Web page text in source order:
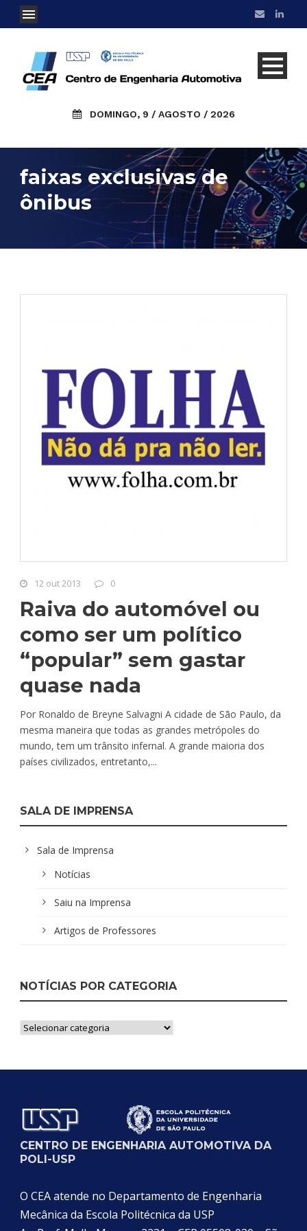
DOMINGO, 9 / AGOSTO / 2026
faixas exclusivas de
ônibus
12 out 2013 0
Raiva do automóvel ou
como ser um político
“popular” sem gastar
quase nada
Por Ronaldo de Breyne Salvagni A cidade de São Paulo, da
mesma maneira que todas as grandes metrópoles do
mundo, tem um trânsito infernal. A grande maioria dos
países civilizados, entretanto,...
SALA DE IMPRENSA
Sala de Imprensa
Notícias
Saiu na Imprensa
Artigos de Professores
NOTÍCIAS POR CATEGORIA
Notícias
CENTRO DE ENGENHARIA AUTOMOTIVA DA
POLI-USP
O CEA atende no Departamento de Engenharia
Mecânica da Escola Politécnica da USP